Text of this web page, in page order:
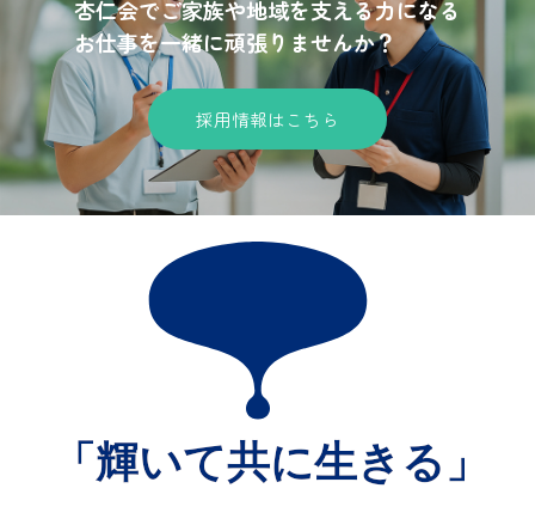
杏仁会でご家族や地域を支える力になる
お仕事を一緒に頑張りませんか？
採用情報はこちら